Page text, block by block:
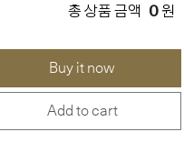
총 상품 금액 0 원
Buy it now
Add to cart